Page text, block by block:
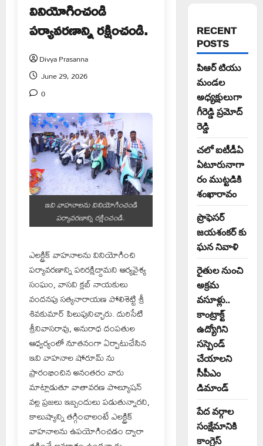
వినియోగించండి
పర్యావరణాన్ని రక్షించండి.
Divya Prasanna
June 29, 2026
0
ఇవి వాహనాలను వినియోగించండి
పర్యావరణాన్ని రక్షించండి.
ఎలక్ట్రిక్ వాహనాలను వినియోగించి
పర్యావరణాన్ని పరిరక్షిద్దామని ఆర్యవైశ్య
సంఘం, వాసవి క్లబ్ నాయకులు
వందనపు సత్యనారాయణ పోలిశెట్టి శ్రీ
శివకుమార్ పిలుపునిచ్చారు. దురిసేటి
శ్రీనివాసరావు, అనురాధ దంపతుల
ఆధ్వర్యంలో నూతనంగా ఏర్పాటుచేసిన
ఇవి వాహనాల షోరూమ్ ను
ప్రారంభించిన అనంతరం వారు
మాట్లాడుతూ వాతావరణ పొల్యూషన్
వల్ల ప్రజలు ఇబ్బందులు పడుతున్నారని,
కాలుష్యాన్ని తగ్గించాలంటే ఎలక్ట్రిక్
వాహనాలను ఉపయోగించడం ద్వారా
RECENT
POSTS
పిఆర్ టియు
మండల
అధ్యక్షులుగా
గీరెడ్డి ప్రమోద్
రెడ్డి
చలో ఐటీడీఏ
ఏటూరునాగా
రం ముట్టడికి
శంఖారావం
ప్రొఫెసర్
జయశంకర్ కు
ఘన నివాళి
రైతుల నుంచి
అక్రమ
వసూళ్లు..
కాంట్రాక్ట్
ఉద్యోగిని
సస్పెండ్
చేయాలని
సీపీఎం
డిమాండ్
పేద వర్గాల
సంక్షేమానికి
కాంగ్రెస్